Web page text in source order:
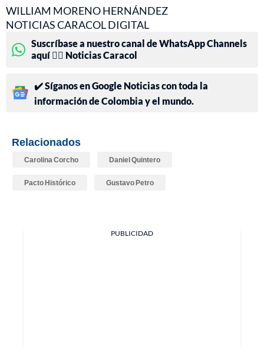
WILLIAM MORENO HERNÁNDEZ
NOTICIAS CARACOL DIGITAL
Suscríbase a nuestro canal de WhatsApp Channels
aquí 👉🏻 Noticias Caracol
✔️ Síganos en Google Noticias con toda la
información de Colombia y el mundo.
Relacionados
Carolina Corcho Daniel Quintero
Pacto Histórico Gustavo Petro
PUBLICIDAD